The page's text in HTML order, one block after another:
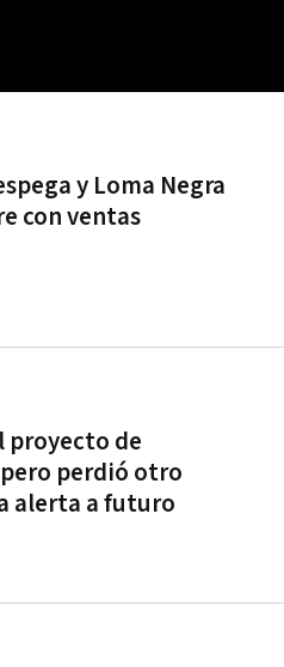
y Loma Negra
con ventas
proyecto de
perdió otro
alerta a futuro